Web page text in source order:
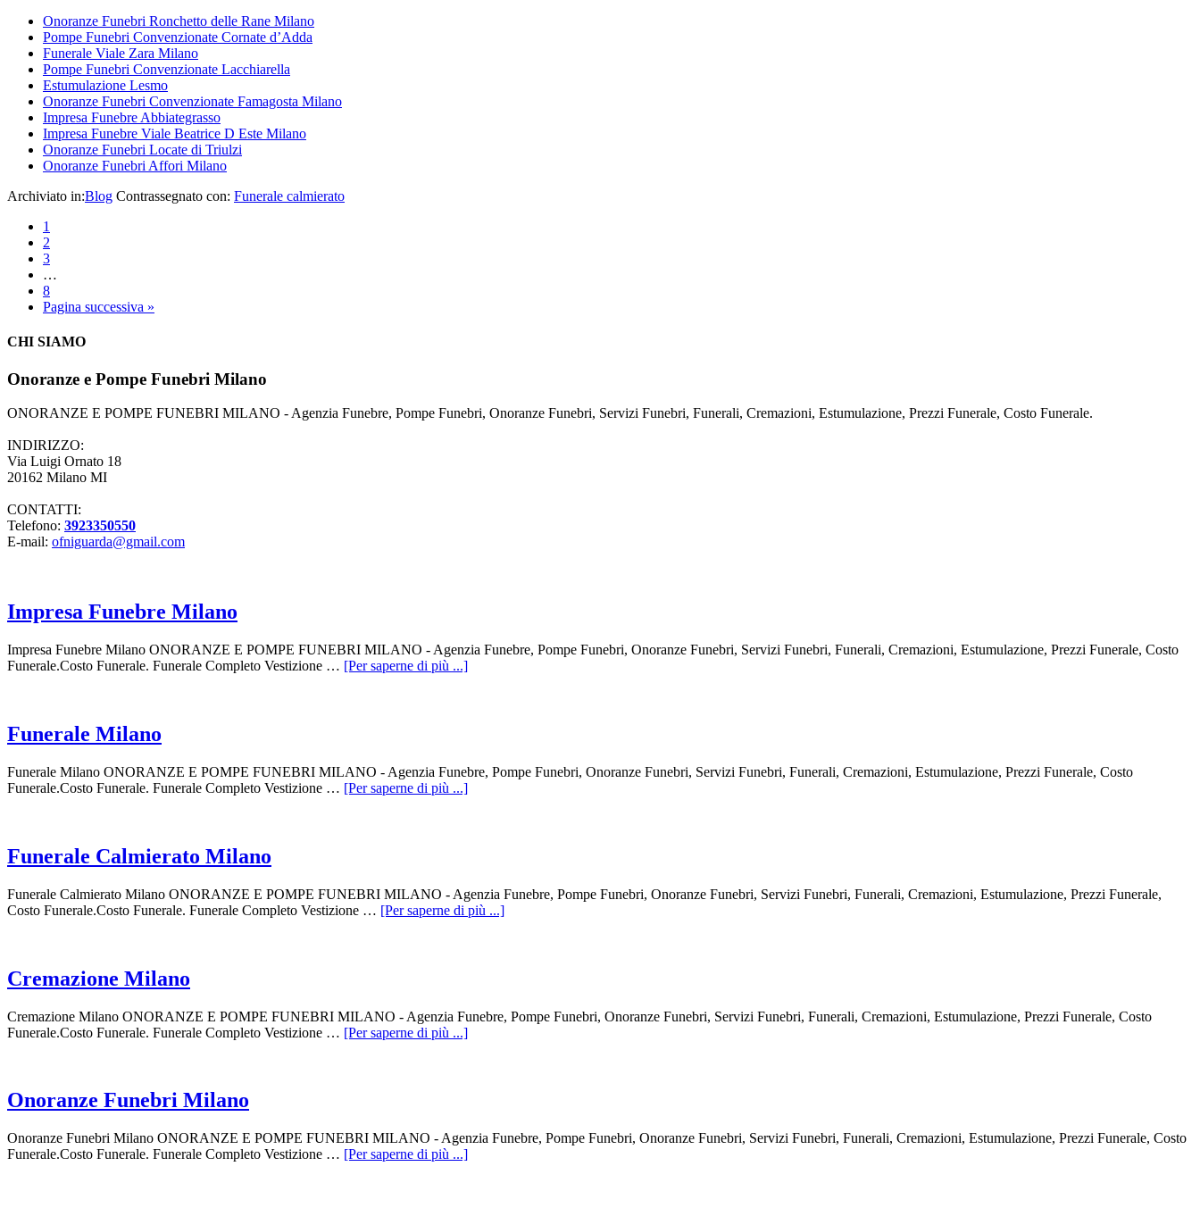
Onoranze Funebri Ronchetto delle Rane Milano
Pompe Funebri Convenzionate Cornate d’Adda
Funerale Viale Zara Milano
Pompe Funebri Convenzionate Lacchiarella
Estumulazione Lesmo
Onoranze Funebri Convenzionate Famagosta Milano
Impresa Funebre Abbiategrasso
Impresa Funebre Viale Beatrice D Este Milano
Onoranze Funebri Locate di Triulzi
Onoranze Funebri Affori Milano
Archiviato in:Blog Contrassegnato con: Funerale calmierato
1
2
3
…
8
Pagina successiva »
CHI SIAMO
Onoranze e Pompe Funebri Milano
ONORANZE E POMPE FUNEBRI MILANO - Agenzia Funebre, Pompe Funebri, Onoranze Funebri, Servizi Funebri, Funerali, Cremazioni, Estumulazione, Prezzi Funerale, Costo Funerale.
INDIRIZZO:
Via Luigi Ornato 18
20162 Milano MI
CONTATTI:
Telefono: 3923350550
E-mail: ofniguarda@gmail.com
Impresa Funebre Milano
Impresa Funebre Milano ONORANZE E POMPE FUNEBRI MILANO - Agenzia Funebre, Pompe Funebri, Onoranze Funebri, Servizi Funebri, Funerali, Cremazioni, Estumulazione, Prezzi Funerale, Costo
Funerale.Costo Funerale. Funerale Completo Vestizione … [Per saperne di più ...]
Funerale Milano
Funerale Milano ONORANZE E POMPE FUNEBRI MILANO - Agenzia Funebre, Pompe Funebri, Onoranze Funebri, Servizi Funebri, Funerali, Cremazioni, Estumulazione, Prezzi Funerale, Costo
Funerale.Costo Funerale. Funerale Completo Vestizione … [Per saperne di più ...]
Funerale Calmierato Milano
Funerale Calmierato Milano ONORANZE E POMPE FUNEBRI MILANO - Agenzia Funebre, Pompe Funebri, Onoranze Funebri, Servizi Funebri, Funerali, Cremazioni, Estumulazione, Prezzi Funerale,
Costo Funerale.Costo Funerale. Funerale Completo Vestizione … [Per saperne di più ...]
Cremazione Milano
Cremazione Milano ONORANZE E POMPE FUNEBRI MILANO - Agenzia Funebre, Pompe Funebri, Onoranze Funebri, Servizi Funebri, Funerali, Cremazioni, Estumulazione, Prezzi Funerale, Costo
Funerale.Costo Funerale. Funerale Completo Vestizione … [Per saperne di più ...]
Onoranze Funebri Milano
Onoranze Funebri Milano ONORANZE E POMPE FUNEBRI MILANO - Agenzia Funebre, Pompe Funebri, Onoranze Funebri, Servizi Funebri, Funerali, Cremazioni, Estumulazione, Prezzi Funerale, Costo
Funerale.Costo Funerale. Funerale Completo Vestizione … [Per saperne di più ...]